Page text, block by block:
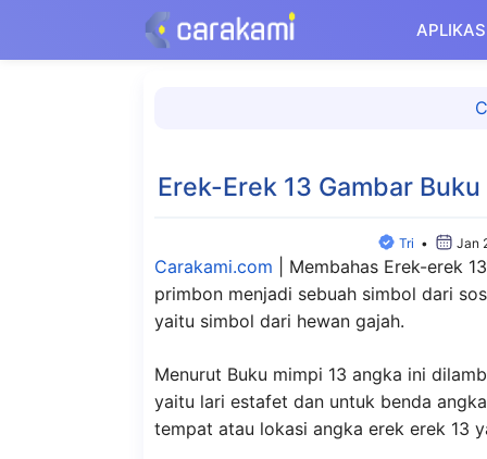
isi
Erek-Erek 13 Gambar
Tri • Jan
Carakami.com
Membahas Erek-erek
primbon menjadi sebuah simbol dari
yaitu simbol dari hewan gajah.
Menurut Buku mimpi 13 angka ini
yaitu lari estafet dan untuk benda
tempat atau lokasi angka erek erek 13